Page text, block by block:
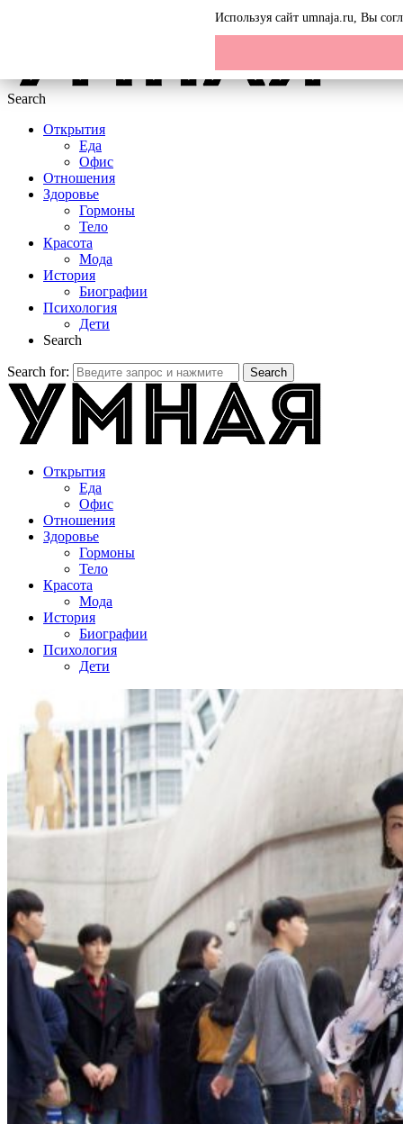
Search
Открытия
Еда
Офис
Отношения
Здоровье
Гормоны
Тело
Красота
Мода
История
Биографии
Психология
Дети
Search
Search for: Search
Открытия
Еда
Офис
Отношения
Здоровье
Гормоны
Тело
Красота
Мода
История
Биографии
Психология
Дети
Используя сайт umnaja.ru, Вы